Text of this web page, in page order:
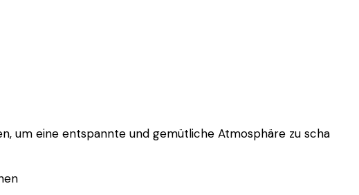
um eine entspannte und gemütliche Atmosphäre zu scha